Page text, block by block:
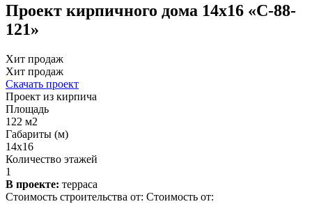
Проект кирпичного дома 14х16 «С-88-
121»
Хит продаж
Хит продаж
Скачать проект
Проект из кирпича
Площадь
122 м2
Габариты (м)
14x16
Количество этажей
1
В проекте: терраса
Стоимость строительства от: Стоимость от: